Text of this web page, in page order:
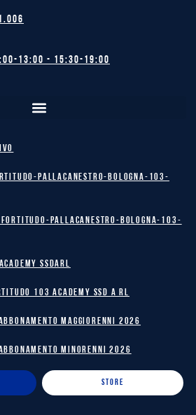
13:00 - 15:30-19:00
Pallacanestro-Bologna-103-
Pallacanestro-Bologna-103-
SSDARL
103 Academy SSD A RL
MAGGIORENNI 2026
MINORENNI 2026
STORE